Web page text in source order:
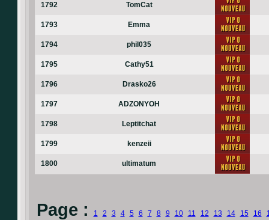
1792 TomCat
1793 Emma
1794 phil035
1795 Cathy51
1796 Drasko26
1797 ADZONYOH
1798 Leptitchat
1799 kenzeii
1800 ultimatum
Page : 1 2 3 4 5 6 7 8 9 10 11 12 13 14 15 16